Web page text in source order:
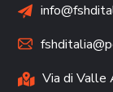
Via di Valle